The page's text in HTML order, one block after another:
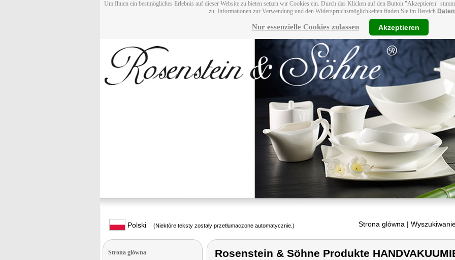
Um Ihnen ein bestmögliches Erlebnis auf dieser Website zu bieten setzen wir Cookies ein. Durch das Klicken auf den Button "Akzeptieren"
zu. Informationen zur Verwendung und den Widerspruchsmöglichkeiten finden Sie im Bereich
Nur essenzielle Cookies zulassen Akzeptieren
Polski (Niektóre teksty zostały przetłumaczone automatycznie.) Strona glówna |
Strona glówna Rosenstein & Söhne Produkte